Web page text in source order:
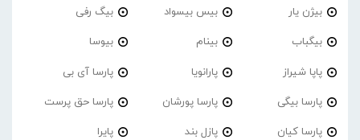
بیژن یار بیس بیسواد بیگ رفی
بیگباب بینام بیوسا
پاپا شیراز پارانویا پارسا آی بی
پارسا بیگی پارسا پورشان پارسا حق پرست
پارسا کیان پازل بند پایرا